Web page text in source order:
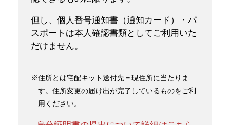
但し、個人番号通知書（通知カード）・パ
スポートは本人確認書類としてご利用いた
だけません。
※住所とは宅配キット送付先＝現住所に当たりま
す。住所変更の届け出が完了しているものをご利
用ください。